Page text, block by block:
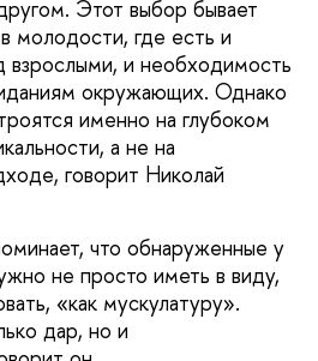
Этот выбор бывает
молодости, где есть и
взрослыми, и необходимость
окружающих. Однако
именно на глубоком
а не на
говорит Николай
что обнаруженные у
не просто иметь в виду,
«как мускулатуру».
дар, но и